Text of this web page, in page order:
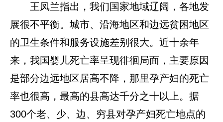
王凤兰指出，我们国家地域辽阔，各地发
展很不平衡。城市、沿海地区和边远贫困地区
的卫生条件和服务设施差别很大。近十余年
来，我国婴儿死亡率呈现徘徊局面，主要原因
是部分边远地区居高不降，那里孕产妇的死亡
率也很高，最高的县高达千分之十以上。据
300个老、少、边、穷县对孕产妇死亡地点的